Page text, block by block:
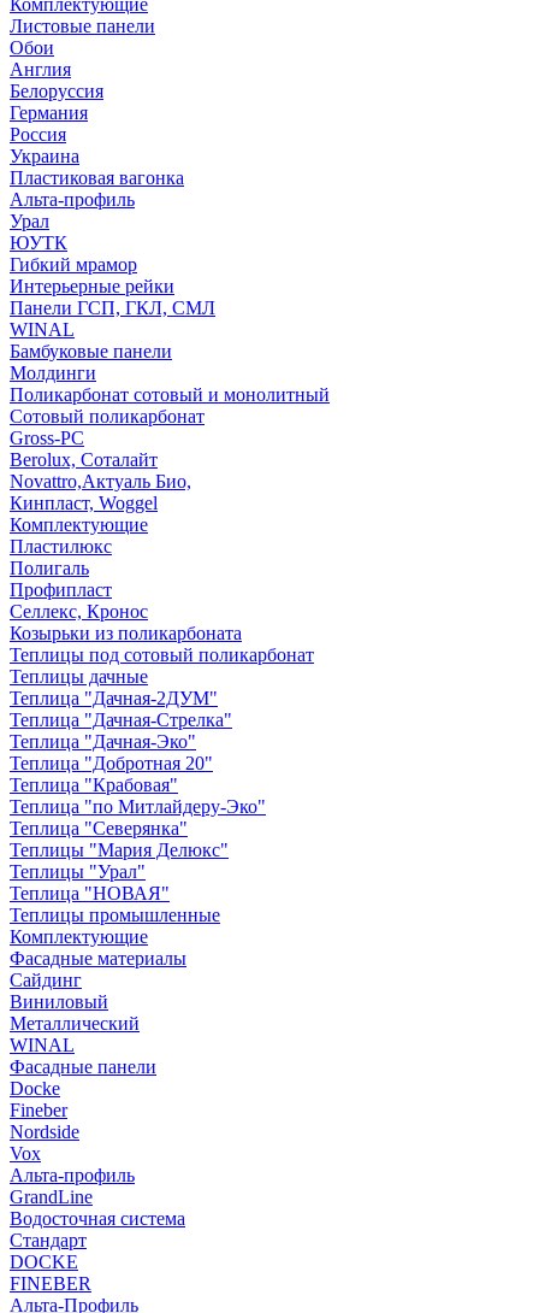
Комплектующие
Листовые панели
Обои
Англия
Белоруссия
Германия
Россия
Украина
Пластиковая вагонка
Альта-профиль
Урал
ЮУТК
Гибкий мрамор
Интерьерные рейки
Панели ГСП, ГКЛ, СМЛ
WINAL
Бамбуковые панели
Молдинги
Поликарбонат сотовый и монолитный
Сотовый поликарбонат
Gross-PC
Berolux, Соталайт
Novattro,Актуаль Био,
Кинпласт, Woggel
Комплектующие
Пластилюкс
Полигаль
Профипласт
Селлекс, Кронос
Козырьки из поликарбоната
Теплицы под сотовый поликарбонат
Теплицы дачные
Теплица "Дачная-2ДУМ"
Теплица "Дачная-Стрелка"
Теплица "Дачная-Эко"
Теплица "Добротная 20"
Теплица "Крабовая"
Теплица "по Митлайдеру-Эко"
Теплица "Северянка"
Теплицы "Мария Делюкс"
Теплицы "Урал"
Теплица "НОВАЯ"
Теплицы промышленные
Комплектующие
Фасадные материалы
Сайдинг
Виниловый
Металлический
WINAL
Фасадные панели
Docke
Fineber
Nordside
Vox
Альта-профиль
GrandLine
Водосточная система
Стандарт
DOCKE
FINEBER
Альта-Профиль